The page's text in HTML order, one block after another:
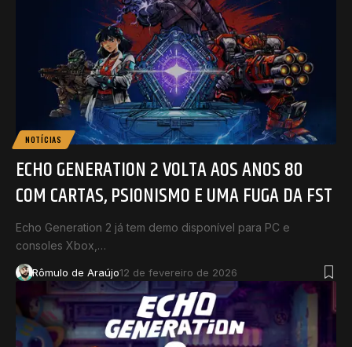
NOTÍCIAS
ECHO GENERATION 2 VOLTA AOS ANOS 80
COM CARTAS, PSIONISMO E UMA FUGA DA FST
Echo Generation 2 já tem demo disponível para PC e
consoles Xbox,…
Rômulo de Araújo12 de fevereiro de 2026